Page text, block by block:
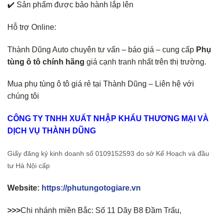
✔️ Sản phẩm được bảo hành lắp lên
Hỗ trợ Online:
Thành Dũng Auto chuyên tư vấn – báo giá – cung cấp Phụ
tùng ô tô chính hãng giá cạnh tranh nhất trên thị trường.
Mua phụ tùng ô tô giá rẻ tại Thành Dũng – Liên hệ với
chúng tôi
CÔNG TY TNHH XUẤT NHẬP KHẨU THƯƠNG MẠI VÀ
DỊCH VỤ THÀNH DŨNG
Giấy đăng ký kinh doanh số 0109152593 do sở Kế Hoạch và đầu
tư Hà Nội cấp
Website: https://phutungotogiare.vn
>>>Chi nhánh miền Bắc: Số 11 Dãy B8 Đầm Trấu,